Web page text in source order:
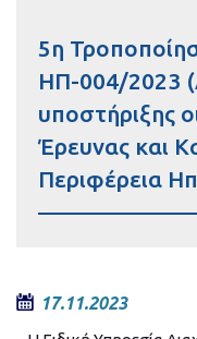
5η
ΗΠ-004/2023
υποστήριξης
Έρευνας και
Περιφέρεια
17.11.2023